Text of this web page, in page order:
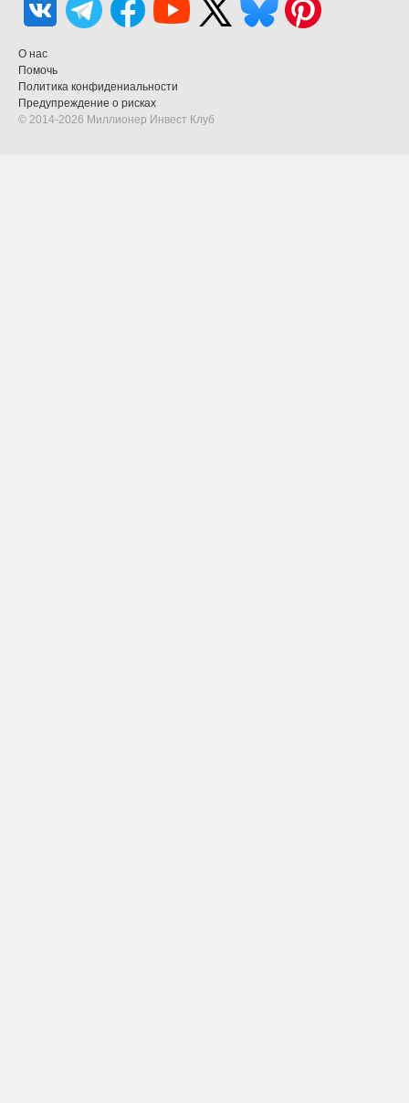
О нас
Помочь
Политика конфидениальности
Предупреждение о рисках
© 2014-2026 Миллионер Инвест Клуб